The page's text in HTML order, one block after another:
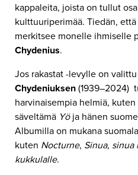
kappaleita, joista on tullut
kulttuuriperimää. Tiedän,
merkitsee monelle ihmiselle
Chydenius.
Jos rakastat -levylle on
Chydeniuksen(1939–2024)
harvinaisempia helmiä,
säveltämä Yöja hänen
Albumilla on mukana
kuten Nocturne, Sinua, sinua
kukkulalle.